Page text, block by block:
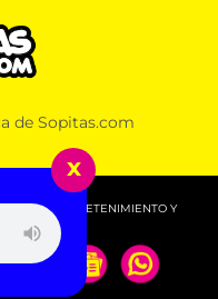
de Sopitas.com
ENTRETENIMIENTO Y
x
Life